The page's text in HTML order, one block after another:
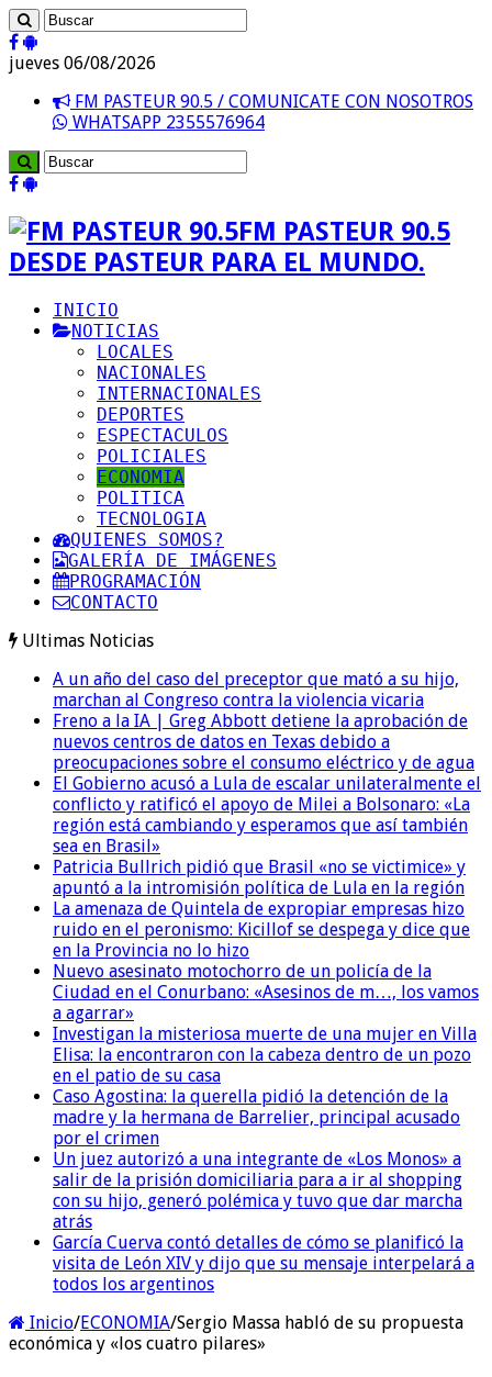
jueves 06/08/2026
FM PASTEUR 90.5 / COMUNICATE CON NOSOTROS
WHATSAPP 2355576964
FM PASTEUR 90.5
DESDE PASTEUR PARA EL MUNDO.
INICIO
NOTICIAS
LOCALES
NACIONALES
INTERNACIONALES
DEPORTES
ESPECTACULOS
POLICIALES
ECONOMIA
POLITICA
TECNOLOGIA
QUIENES SOMOS?
GALERÍA DE IMÁGENES
PROGRAMACIÓN
CONTACTO
Ultimas Noticias
A un año del caso del preceptor que mató a su hijo,
marchan al Congreso contra la violencia vicaria
Freno a la IA | Greg Abbott detiene la aprobación de
nuevos centros de datos en Texas debido a
preocupaciones sobre el consumo eléctrico y de agua
El Gobierno acusó a Lula de escalar unilateralmente el
conflicto y ratificó el apoyo de Milei a Bolsonaro: «La
región está cambiando y esperamos que así también
sea en Brasil»
Patricia Bullrich pidió que Brasil «no se victimice» y
apuntó a la intromisión política de Lula en la región
La amenaza de Quintela de expropiar empresas hizo
ruido en el peronismo: Kicillof se despega y dice que
en la Provincia no lo hizo
Nuevo asesinato motochorro de un policía de la
Ciudad en el Conurbano: «Asesinos de m…, los vamos
a agarrar»
Investigan la misteriosa muerte de una mujer en Villa
Elisa: la encontraron con la cabeza dentro de un pozo
en el patio de su casa
Caso Agostina: la querella pidió la detención de la
madre y la hermana de Barrelier, principal acusado
por el crimen
Un juez autorizó a una integrante de «Los Monos» a
salir de la prisión domiciliaria para a ir al shopping
con su hijo, generó polémica y tuvo que dar marcha
atrás
García Cuerva contó detalles de cómo se planificó la
visita de León XIV y dijo que su mensaje interpelará a
todos los argentinos
Inicio/ECONOMIA/Sergio Massa habló de su propuesta
económica y «los cuatro pilares»